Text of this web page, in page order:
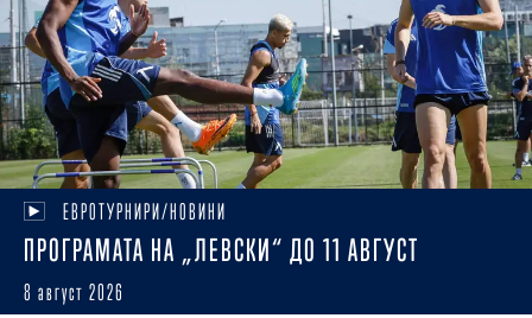
ЕВРОТУРНИРИ/НОВИНИ
ПРОГРАМАТА НА „ЛЕВСКИ“ ДО 11 АВГУСТ
8 август 2026